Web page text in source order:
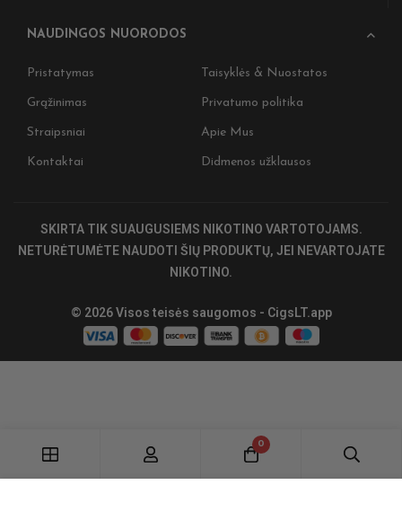
NAUDINGOS NUORODOS
Pristatymas Taisyklės & Nuostatos
Grąžinimas Privatumo politika
Straipsniai Apie Mus
Kontaktai Didmenos užklausos
SKIRTA TIK SUAUGUSIEMS NIKOTINO VARTOTOJAMS.
NETURĖTUMĖTE NAUDOTI ŠIŲ PRODUKTŲ, JEI NEVARTOJATE
NIKOTINO.
© 2026 Visos teisės saugomos - CigsLT.app
0